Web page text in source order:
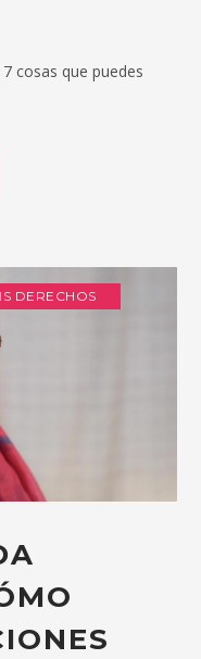
cosas que puedes
DERECHOS